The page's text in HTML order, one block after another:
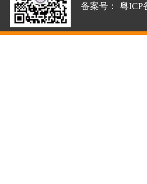
备案号： 粤ICP